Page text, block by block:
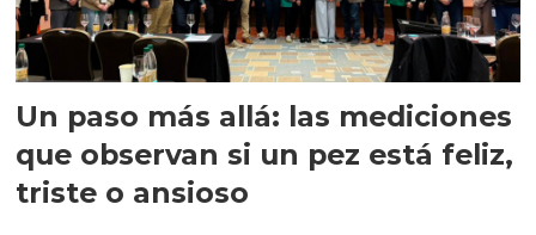
Un paso más allá: las mediciones
que observan si un pez está feliz,
triste o ansioso